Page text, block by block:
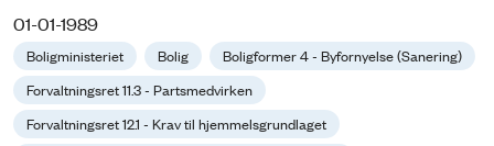
01-01-1989
Boligministeriet Bolig
Boligformer 4 - Byfornyelse (Sanering)
Forvaltningsret 11.3 - Partsmedvirken
Forvaltningsret 12.1 - Krav til hjemmelsgrundlaget